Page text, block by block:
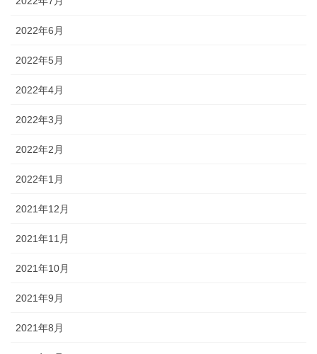
2022年6月
2022年5月
2022年4月
2022年3月
2022年2月
2022年1月
2021年12月
2021年11月
2021年10月
2021年9月
2021年8月